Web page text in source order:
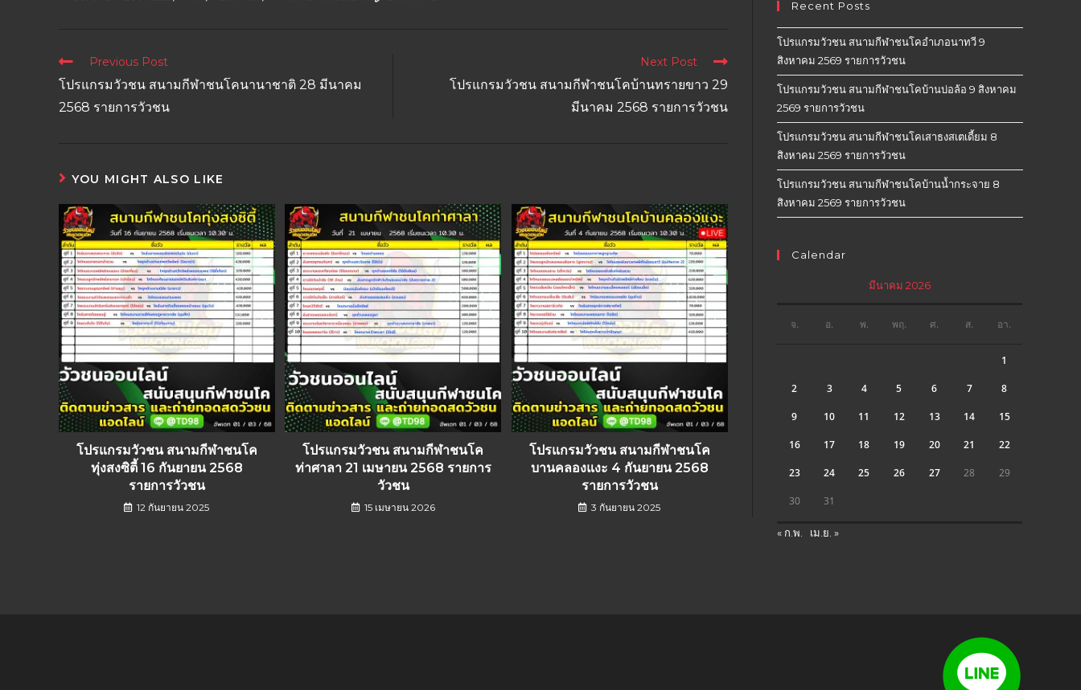
Previous Post
โปรแกรมวัวชน สนามกีฬาชนโคนานาชาติ 28 มีนาคม
2568 รายการวัวชน
Next Post
โปรแกรมวัวชน สนามกีฬาชนโคบ้านทรายขาว 29
มีนาคม 2568 รายการวัวชน
YOU MIGHT ALSO LIKE
โปรแกรมวัวชน สนามกีฬาชนโค
ทุ่งสงซิตี้ 16 กันยายน 2568
รายการวัวชน
12 กันยายน 2025
โปรแกรมวัวชน สนามกีฬาชนโค
ท่าศาลา 21 เมษายน 2568 รายการ
วัวชน
15 เมษายน 2026
โปรแกรมวัวชน สนามกีฬาชนโค
บานคลองแงะ 4 กันยายน 2568
รายการวัวชน
3 กันยายน 2025
Recent Posts
โปรแกรมวัวชน สนามกีฬาชนโคอำเภอนาทวี 9
สิงหาคม 2569 รายการวัวชน
โปรแกรมวัวชน สนามกีฬาชนโคบ้านบ่อล้อ 9 สิงหาคม
2569 รายการวัวชน
โปรแกรมวัวชน สนามกีฬาชนโคเสาธงสเตเดี้ยม 8
สิงหาคม 2569 รายการวัวชน
โปรแกรมวัวชน สนามกีฬาชนโคบ้านน้ำกระจาย 8
สิงหาคม 2569 รายการวัวชน
Calendar
มีนาคม 2026
จ. อ. พ. พฤ. ศ. ส. อา.
1
2 3 4 5 6 7 8
9 10 11 12 13 14 15
16 17 18 19 20 21 22
23 24 25 26 27 28 29
30 31
« ก.พ. เม.ย. »